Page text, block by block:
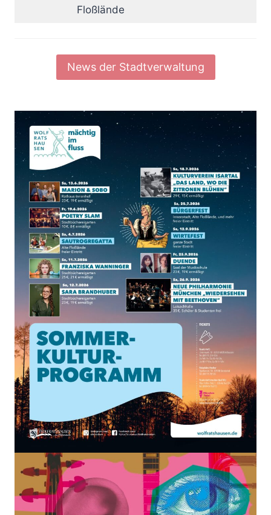
Floßlände
News der Stadtverwaltung